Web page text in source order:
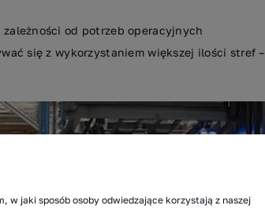
zależności od potrzeb operacyjnych
się z wykorzystaniem większej ilości stref –
jaki sposób osoby odwiedzające korzystają z naszej